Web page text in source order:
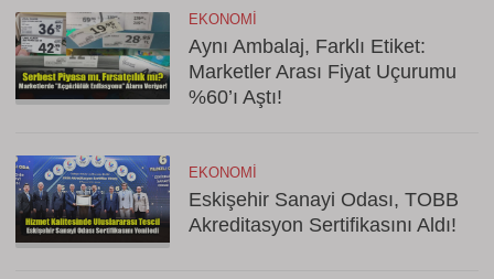
EKONOMI
Aynı Ambalaj, Farklı Etiket:
Marketler Arası Fiyat Uçurumu
%60’ı Aştı!
EKONOMI
Eskişehir Sanayi Odası, TOBB
Akreditasyon Sertifikasını Aldı!